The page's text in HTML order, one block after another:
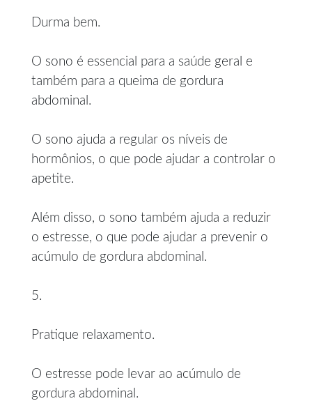
Durma bem.
O sono é essencial para a saúde geral e
também para a queima de gordura
abdominal.
O sono ajuda a regular os níveis de
hormônios, o que pode ajudar a controlar o
apetite.
Além disso, o sono também ajuda a reduzir
o estresse, o que pode ajudar a prevenir o
acúmulo de gordura abdominal.
5.
Pratique relaxamento.
O estresse pode levar ao acúmulo de
gordura abdominal.